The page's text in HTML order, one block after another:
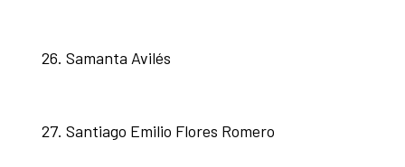
Samanta Avilés
Santiago Emilio Flores Romero